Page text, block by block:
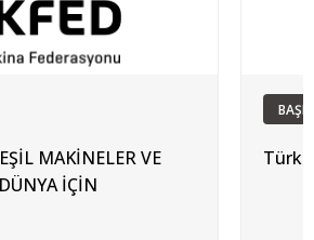
MAKİNELER VE
İÇİN